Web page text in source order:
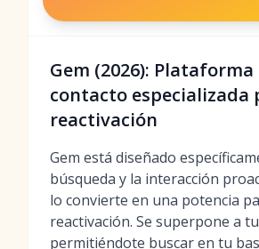
Gem (2026): Plataforma
contacto especializada
reactivación
Gem está diseñado
búsqueda y la interacción
lo convierte en una potencia
reactivación. Se superpone a
permitiéndote buscar en tu